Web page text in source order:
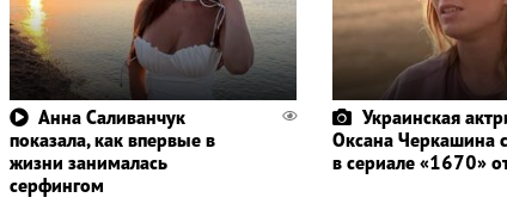
Анна Саливанчук
показала, как впервые в
жизни занималась
серфингом
Украинская
Оксана Черкашина
в сериале «1670»